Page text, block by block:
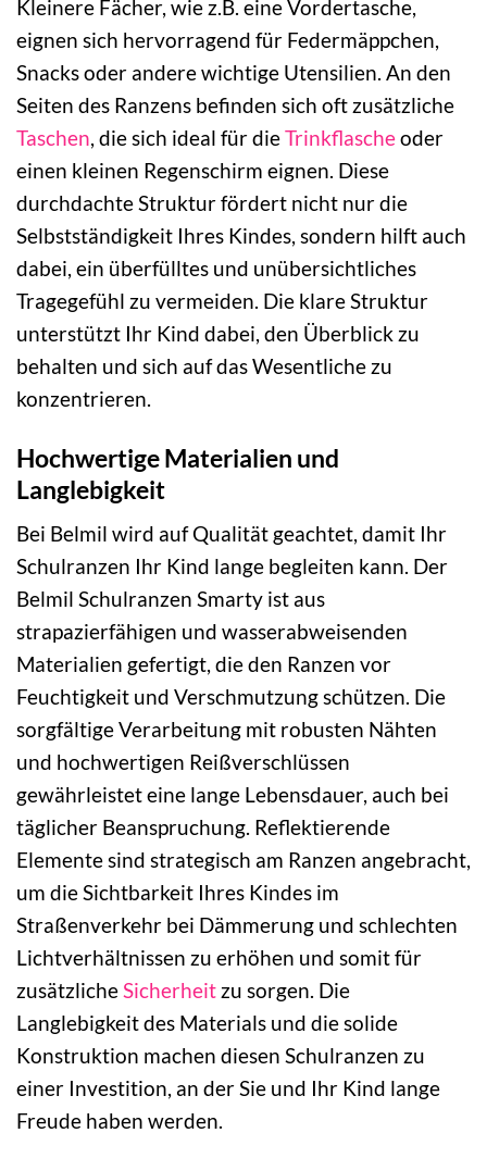
Kleinere Fächer, wie z.B. eine Vordertasche,
eignen sich hervorragend für Federmäppchen,
Snacks oder andere wichtige Utensilien. An den
Seiten des Ranzens befinden sich oft zusätzliche
Taschen, die sich ideal für dieTrinkflascheoder
einen kleinen Regenschirm eignen. Diese
durchdachte Struktur fördert nicht nur die
Selbstständigkeit Ihres Kindes, sondern hilft auch
dabei, ein überfülltes und unübersichtliches
Tragegefühl zu vermeiden. Die klare Struktur
unterstützt Ihr Kind dabei, den Überblick zu
behalten und sich auf das Wesentliche zu
konzentrieren.
Hochwertige Materialien und
Langlebigkeit
Bei Belmil wird auf Qualität geachtet, damit Ihr
Schulranzen Ihr Kind lange begleiten kann. Der
Belmil Schulranzen Smarty ist aus
strapazierfähigen und wasserabweisenden
Materialien gefertigt, die den Ranzen vor
Feuchtigkeit und Verschmutzung schützen. Die
sorgfältige Verarbeitung mit robusten Nähten
und hochwertigen Reißverschlüssen
gewährleistet eine lange Lebensdauer, auch bei
täglicher Beanspruchung. Reflektierende
Elemente sind strategisch am Ranzen angebracht,
um die Sichtbarkeit Ihres Kindes im
Straßenverkehr bei Dämmerung und schlechten
Lichtverhältnissen zu erhöhen und somit für
zusätzlicheSicherheit zu sorgen. Die
Langlebigkeit des Materials und die solide
Konstruktion machen diesen Schulranzen zu
einer Investition, an der Sie und Ihr Kind lange
Freude haben werden.